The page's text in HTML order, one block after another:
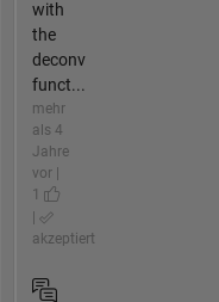
with
the
deconv
funct...
mehr
als 4
Jahre
vor |
1
akzeptiert